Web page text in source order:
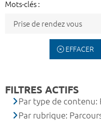
Mots-clés :
EFFACER
FILTRES ACTIFS
Par type de contenu:
Par rubrique: